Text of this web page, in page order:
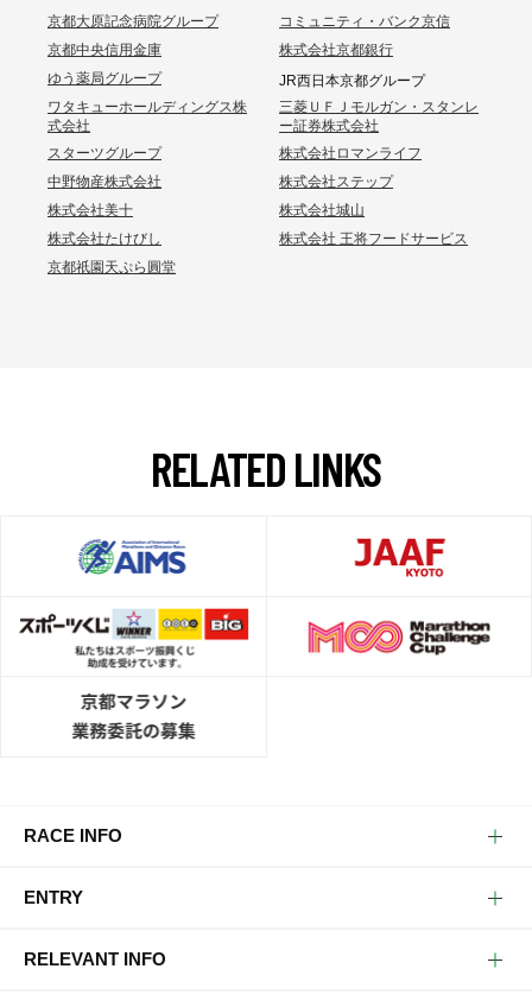
京都大原記念病院グループ
コミュニティ・バンク京信
京都中央信用金庫
株式会社京都銀行
ゆう薬局グループ
JR西日本京都グループ
ワタキューホールディングス株
式会社
三菱ＵＦＪモルガン・スタンレ
ー証券株式会社
スターツグループ
株式会社ロマンライフ
中野物産株式会社
株式会社ステップ
株式会社美十
株式会社城山
株式会社たけびし
株式会社 王将フードサービス
京都祇園天ぷら圓堂
RELATEDLINKS
RACE INFO
ENTRY
RELEVANT INFO